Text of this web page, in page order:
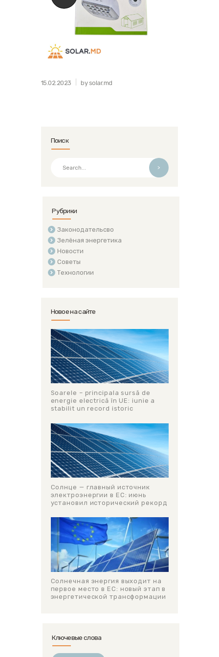
15.02.2023 by solar.md
Поиск
>
Рубрики
Законодательсво
Зелёная энергетика
Новости
Советы
Технологии
Новое на сайте
Soarele – principala sursă de
energie electrică în UE: iunie a
stabilit un record istoric
Солнце — главный источник
электроэнергии в ЕС: июнь
установил исторический рекорд
Солнечная энергия выходит на
первое место в ЕС: новый этап в
энергетической трансформации
Ключевые слова